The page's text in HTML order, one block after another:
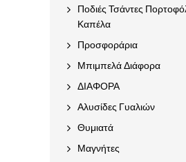
Ποδιές Τσάντες
Καπέλα
Προσφοράρια
Μπιμπελά Διάφορα
ΔΙΑΦΟΡΑ
Αλυσίδες Γυαλιών
Θυμιατά
Μαγνήτες